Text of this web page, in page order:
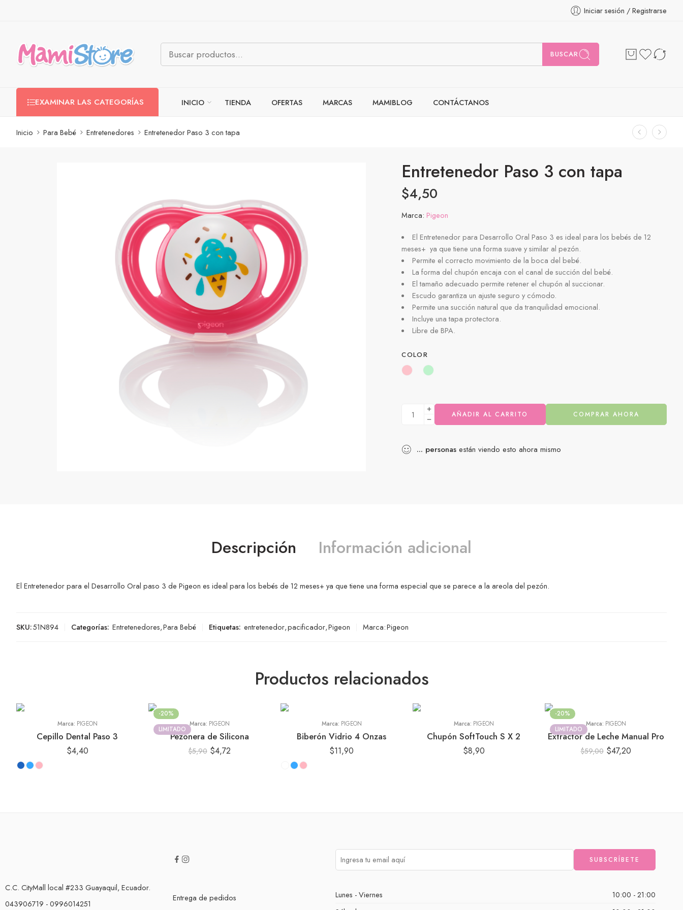
Iniciar sesión / Registrarse
BUSCAR
EXAMINAR LAS CATEGORÍAS INICIO TIENDA OFERTAS MARCAS MAMIBLOG CONTÁCTANOS
Inicio Para Bebé Entretenedores Entretenedor Paso 3 con tapa
Entretenedor Paso 3 con tapa
$4,50
Marca: Pigeon
El Entretenedor para Desarrollo Oral Paso 3 es ideal para los bebés de 12
meses+ ya que tiene una forma suave y similar al pezón.
Permite el correcto movimiento de la boca del bebé.
La forma del chupón encaja con el canal de succión del bebé.
El tamaño adecuado permite retener el chupón al succionar.
Escudo garantiza un ajuste seguro y cómodo.
Permite una succión natural que da tranquilidad emocional.
Incluye una tapa protectora.
Libre de BPA.
COLOR
AÑADIR AL CARRITO COMPRAR AHORA
... personas están viendo esto ahora mismo
Descripción Información adicional
El Entretenedor para el Desarrollo Oral paso 3 de Pigeon es ideal para los bebés de 12 meses+ ya que tiene una forma especial que se parece a la areola del pezón.
SKU:51N894 Categorías: Entretenedores,Para Bebé Etiquetas: entretenedor,pacificador,Pigeon Marca:Pigeon
Productos relacionados
Marca: PIGEON
Cepillo Dental Paso 3
$4,40
-20%
LIMITADO
Marca: PIGEON
Pezonera de Silicona
$5,90 $4,72
Marca: PIGEON
Biberón Vidrio 4 Onzas
$11,90
Marca: PIGEON
Chupón SoftTouch S X 2
$8,90
-20%
LIMITADO
Marca: PIGEON
Extractor de Leche Manual Pro
$59,00 $47,20
C.C. CityMall local #233 Guayaquil, Ecuador.
043906719 - 0996014251
Entrega de pedidos
Lunes - Viernes
10:00 - 21:00